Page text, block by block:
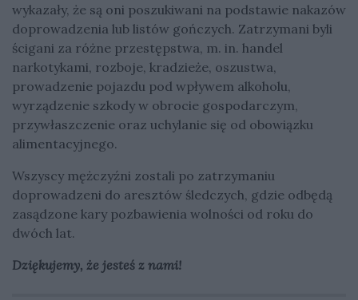
wykazały, że są oni poszukiwani na podstawie nakazów
doprowadzenia lub listów gończych. Zatrzymani byli
ścigani za różne przestępstwa, m. in. handel
narkotykami, rozboje, kradzieże, oszustwa,
prowadzenie pojazdu pod wpływem alkoholu,
wyrządzenie szkody w obrocie gospodarczym,
przywłaszczenie oraz uchylanie się od obowiązku
alimentacyjnego.
Wszyscy mężczyźni zostali po zatrzymaniu
doprowadzeni do aresztów śledczych, gdzie odbędą
zasądzone kary pozbawienia wolności od roku do
dwóch lat.
Dziękujemy, że jesteś z nami!